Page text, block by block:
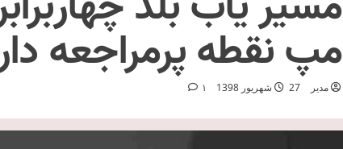
مپ نقطه پرمراجعه
مدیر 27 شهریور 1398 1